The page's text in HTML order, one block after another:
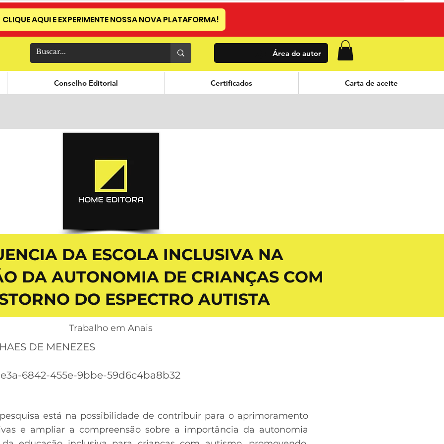
Área do autor
CLIQUE AQUI E EXPERIMENTE NOSSA NOVA PLATAFORMA!
Conselho Editorial Certificados Carta de aceite
DA ESCOLA INCLUSIVA NA
DA AUTONOMIA DE CRIANÇAS COM
DO ESPECTRO AUTISTA
Trabalho em Anais
DE MENEZES
6842-455e-9bbe-59d6c4ba8b32
está na possibilidade de contribuir para o aprimoramento
e ampliar a compreensão sobre a importância da autonomia